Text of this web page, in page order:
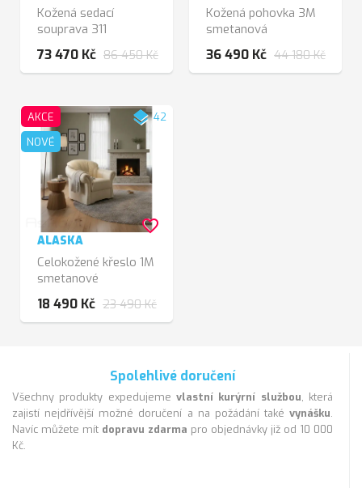
Kožená sedací
souprava 311
smetanová
73 470 Kč 86 450 Kč
Kožená pohovka 3M
smetanová
36 490 Kč 44 180 Kč
AKCE
NOVÉ
layers42
ALASKA
Celokožené křeslo 1M
smetanové
18 490 Kč 23 490 Kč
favorite_border
Spolehlivé doručení
Všechny produkty expedujeme vlastní kurýrní službou, která
zajistí nejdřívější možné doručení a na požádání také vynášku.
Navíc můžete mít dopravu zdarma pro objednávky již od 10 000
Kč.